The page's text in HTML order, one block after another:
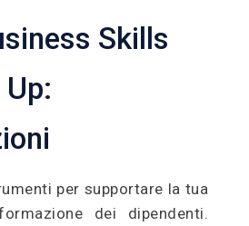
Skills
per supportare la tua
dei dipendenti.